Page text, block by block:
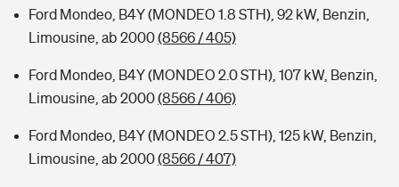
Ford Mondeo, B4Y (MONDEO 1.8 STH), 92 kW, Benzin,
Limousine, ab 2000(8566 / 405)
Ford Mondeo, B4Y (MONDEO 2.0 STH), 107 kW, Benzin,
Limousine, ab 2000(8566 / 406)
Ford Mondeo, B4Y (MONDEO 2.5 STH), 125 kW, Benzin,
Limousine, ab 2000(8566 / 407)